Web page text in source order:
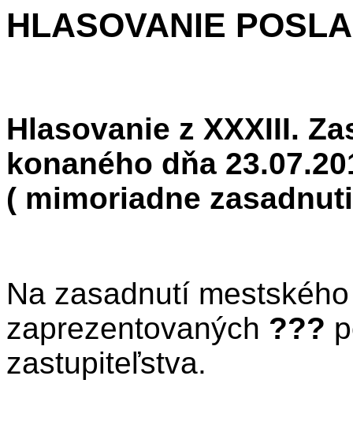
HLASOVANIE
Hlasovanie z XXXIII.
konaného dňa
( mimoriadne
Na zasadnutí
zaprezentovaných ???
zastupiteľstva.